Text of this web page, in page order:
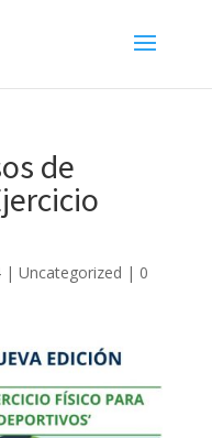
de
| Uncategorized | 0